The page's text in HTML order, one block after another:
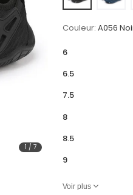
1 / 7
Couleur: A056
6
6.5
7.5
8
8.5
9
Voir plus